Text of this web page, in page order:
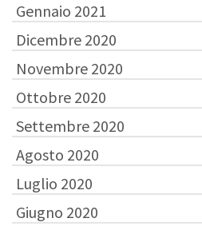
Gennaio 2021
Dicembre 2020
Novembre 2020
Ottobre 2020
Settembre 2020
Agosto 2020
Luglio 2020
Giugno 2020